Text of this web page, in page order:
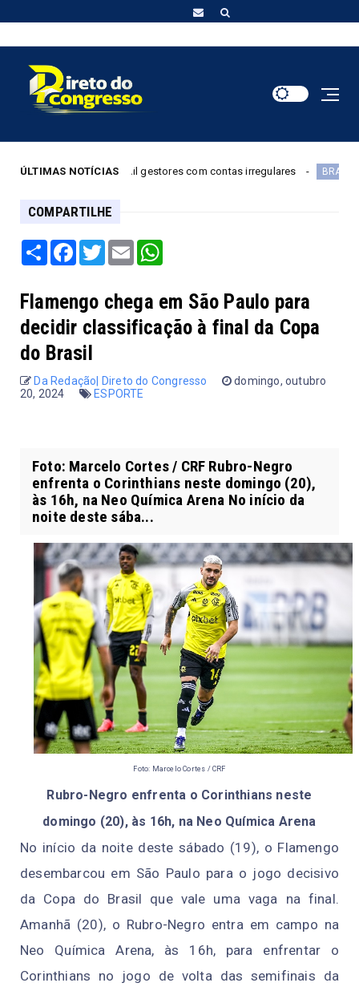
ÚLTIMAS NOTÍCIAS
mais de 6 mil gestores com contas irregulares BRASILIA GDF
COMPARTILHE
Share Facebook
TwitterEmail
Flamengo chega em São Paulo para
decidir classificação à final da Copa
do Brasil
Da Redação| Direto do Congresso
domingo, outubro
20, 2024
ESPORTE
Foto: Marcelo Cortes / CRF Rubro-Negro
enfrenta o Corinthians neste domingo (20),
às 16h, na Neo Química Arena No início da
noite deste sába...
Foto: Marcelo Cortes / CRF
Rubro-Negro enfrenta o Corinthians neste
domingo (20), às 16h, na Neo Química Arena
No início da noite deste sábado (19), o Flamengo
desembarcou em São Paulo para o jogo decisivo
da Copa do Brasil que vale uma vaga na final.
Amanhã (20), o Rubro-Negro entra em campo na
Neo Química Arena, às 16h, para enfrentar o
Corinthians no jogo de volta das semifinais da